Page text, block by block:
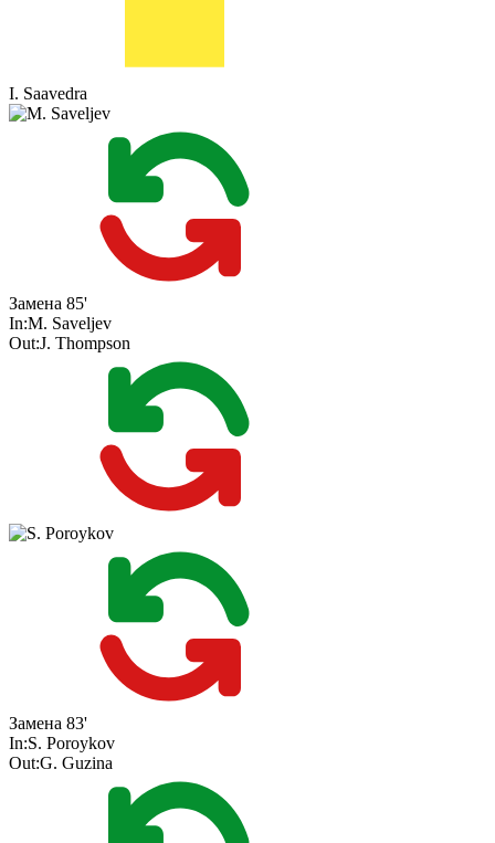
I. Saavedra
Замена 85'
In:M. Saveljev
Out:J. Thompson
Замена 83'
In:S. Poroykov
Out:G. Guzina